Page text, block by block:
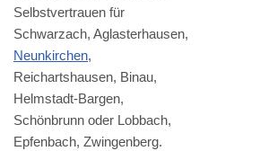
Selbstvertrauen für
Schwarzach, Aglasterhausen,
Neunkirchen,
Reichartshausen, Binau,
Helmstadt-Bargen,
Schönbrunn oder Lobbach,
Epfenbach, Zwingenberg.